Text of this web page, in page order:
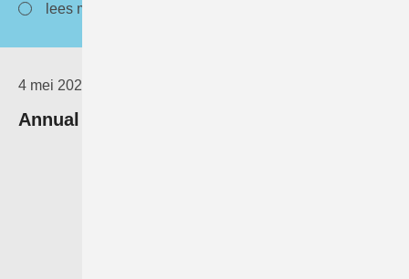
lees meer
4 mei 2023
Annual Science Report 2022